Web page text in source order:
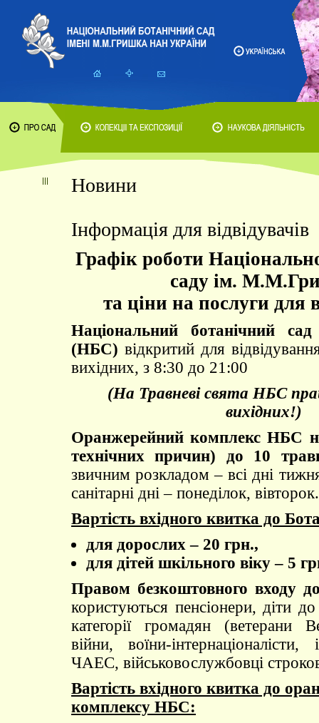
Новини
Інформація для відвідувачів
Графік роботи
саду ім.
та ціни на послуги для
Національний ботанічний
(НБС) відкритий для
вихідних, з 8:30 до 21:00
(На Травневі свята НБС
вихідних!)
Оранжерейний комплекс НБС
технічних причин) до 10
звичним розкладом – всі дні
санітарні дні – понеділок, вівторок.
Вартість вхідного квитка до
для дорослих – 20 грн.,
для дітей шкільного віку – 5
Правом безкоштовного входу
користуються пенсіонери, діти до
категорії громадян (ветерани
війни, воїни-інтернаціоналісти,
ЧАЕС, військовослужбовці
Вартість вхідного квитка до
комплексу НБС: